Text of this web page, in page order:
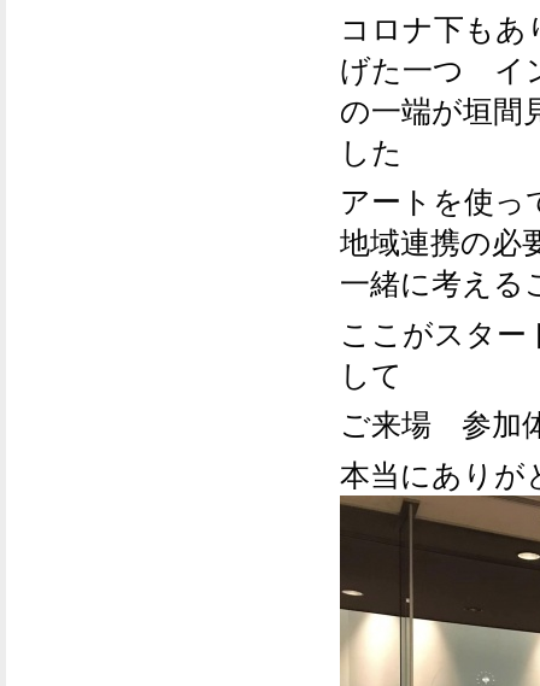
コロナ下も
げた一つ イ
の一端が垣
した
アートを使っ
地域連携の
一緒に考える
ここがスタ
して
ご来場 参加
本当にありが